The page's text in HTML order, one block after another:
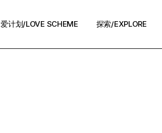
爱计划/LOVE SCHEME 探索/EXPLORE